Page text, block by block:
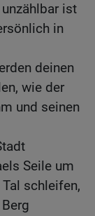
ist
in
deinen
wie der
und seinen
Seile um
schleifen,